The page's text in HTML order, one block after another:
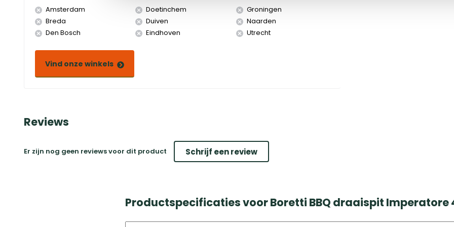
Amsterdam
Breda
Den Bosch
Doetinchem
Duiven
Eindhoven
Groningen
Naarden
Utrecht
Vind onze winkels
Reviews
Er zijn nog geen reviews voor dit product Schrijf een review
Productspecificaties voor Boretti BBQ draaispit Imperatore